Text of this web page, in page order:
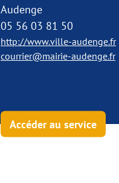
Audenge
05 56 03 81 50
http://www.ville-audenge.fr
courrier@mairie-audenge.fr
Accéder au service